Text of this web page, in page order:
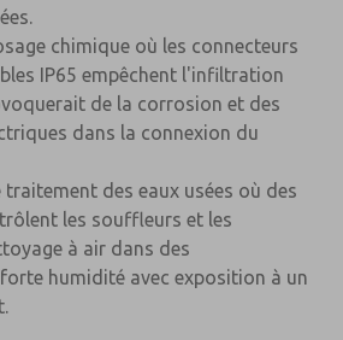
chimique où les connecteurs
IP65 empêchent l'infiltration
de la corrosion et des
dans la connexion du
des eaux usées où des
les souffleurs et les
à air dans des
humidité avec exposition à un